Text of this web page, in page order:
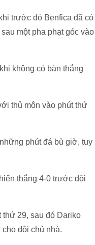
trước đó Benfica đã có
một pha phạt góc vào
không có bàn thắng
thủ môn vào phút thứ
phút đá bù giờ, tuy
thắng 4-0 trước đội
thứ 29, sau đó Dariko
đội chủ nhà.